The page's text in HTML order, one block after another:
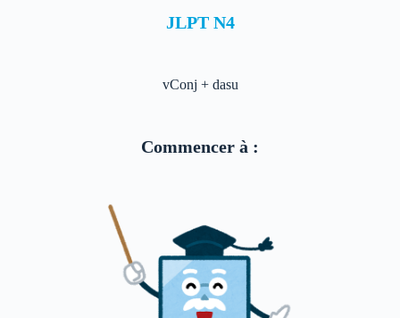
JLPT N4
vConj + dasu
Commencer à :